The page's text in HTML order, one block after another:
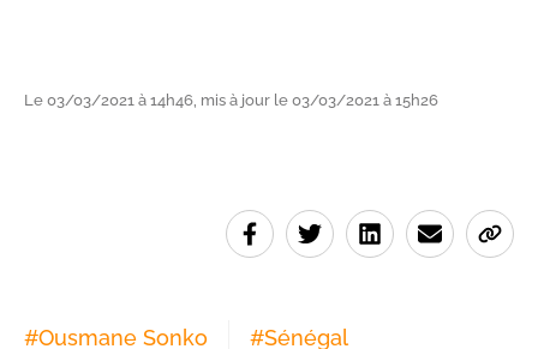
Le 03/03/2021 à 14h46, mis à jour le 03/03/2021 à 15h26
#Ousmane Sonko #Sénégal